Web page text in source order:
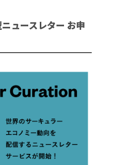
ュースレター お申